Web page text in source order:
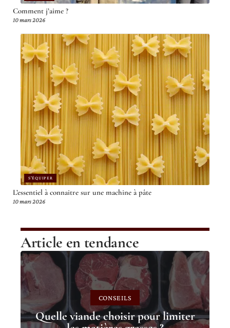
Comment j’aime ?
10 mars 2026
S'ÉQUIPER
L’essentiel à connaitre sur une machine à pâte
10 mars 2026
Article en tendance
CONSEILS
Quelle viande choisir pour limiter